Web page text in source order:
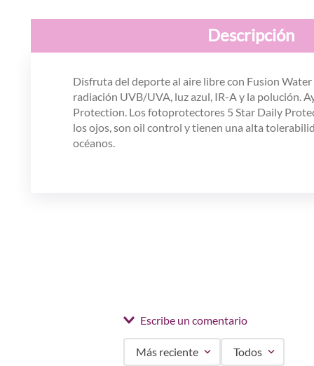
Descripción
Disfruta del deporte al aire libre con Fusion
radiación UVB/UVA, luz azul, IR-A y la polución.
Protection. Los fotoprotectores 5 Star Daily
los ojos, son oil control y tienen una alta
océanos.
Escribe un comentario
Más reciente Todos